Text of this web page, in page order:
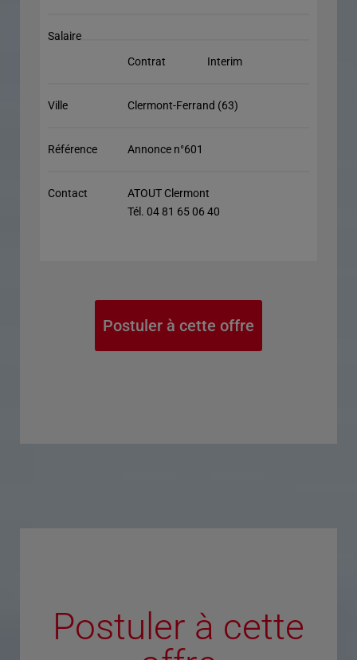
Salaire
Contrat
Interim
Ville Clermont-Ferrand (63)
Référence Annonce n°601
Contact
ATOUT Clermont
Tél. 04 81 65 06 40
Postuler à cette offre
Postuler à cette